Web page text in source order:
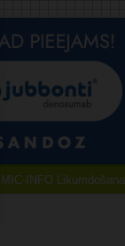
MIC-INFO Likumdošana